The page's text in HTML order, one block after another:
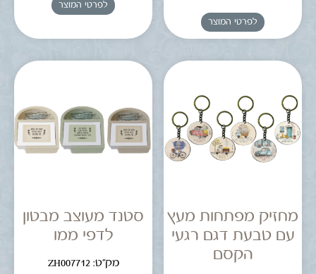
לפרטי המוצר
לפרטי המוצר
מחזיק מפתחות מעץ
עם טבעת דגם רגעי
הקסם
סטנד מעוצב מבטון
לדפי ממו
מק"ט: ZH007712